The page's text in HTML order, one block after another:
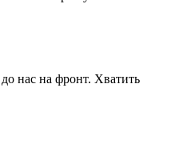
нас на фронт. Хватить